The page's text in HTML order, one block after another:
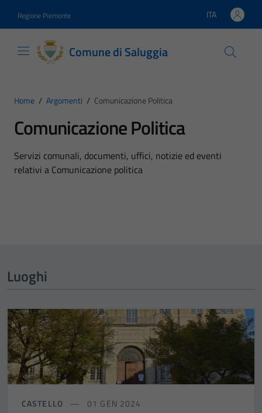
Regione Piemonte Lingua attiva:
ITA
Comune di Saluggia
Home / Argomenti / Comunicazione Politica
Comunicazione Politica
Dettagli dell'argomento
Servizi comunali, documenti, uffici, notizie ed eventi
relativi a Comunicazione politica
Luoghi
CASTELLO 01 GEN 2024